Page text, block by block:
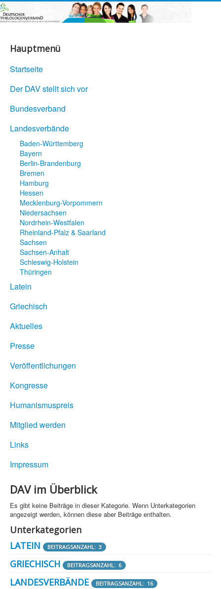
Hauptmenü
Startseite
Der DAV stellt sich vor
Bundesverband
Landesverbände
Baden-Württemberg
Bayern
Berlin-Brandenburg
Bremen
Hamburg
Hessen
Mecklenburg-Vorpommern
Niedersachsen
Nordrhein-Westfalen
Rheinland-Pfalz & Saarland
Sachsen
Sachsen-Anhalt
Schleswig-Holstein
Thüringen
Latein
Griechisch
Aktuelles
Presse
Veröffentlichungen
Kongresse
Humanismuspreis
Mitglied werden
Links
Impressum
DAV im Überblick
Es gibt keine Beiträge in dieser Kategorie. Wenn Unterkategorien
angezeigt werden, können diese aber Beiträge enthalten.
Unterkategorien
LATEIN
BEITRAGSANZAHL: 3
GRIECHISCH BEITRAGSANZAHL: 6
LANDESVERBÄNDE BEITRAGSANZAHL: 16